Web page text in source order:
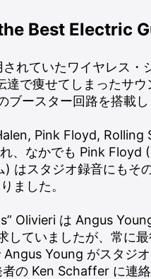
Best Electric
れていたワイヤレス
で痩せてしまったサ
ースター回路を搭載し
Pink Floyd,
、なかでも Pink Floyd
はスタジオ録音にもそ
ました。
Olivieri は Angus
ていましたが、常に
Angus Young がスタジ
の Ken Schaffer に連